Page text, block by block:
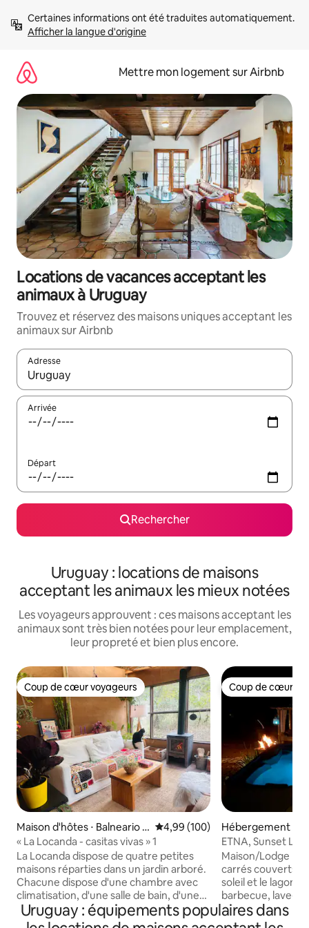
directement
Afficher la langue d'origine
Mettre mon logement sur Airbnb
Locations de vacances acceptant les
animaux à Uruguay
Trouvez et réservez des maisons uniques acceptant les
animaux sur Airbnb
Adresse
Lorsque les résultats s'affichent, utilisez les flèches vers le
Arrivée
Départ
Rechercher
Uruguay : locations de maisons
acceptant les animaux les mieux notées
Les voyageurs approuvent : ces maisons acceptant les
animaux sont très bien notées pour leur emplacement,
leur propreté et bien plus encore.
Coup de cœur voyageurs
Coup de cœur voyageurs
Maison d'hôtes ⋅ Balneario B
uenos Aires
Évaluation moyenne sur la
4,99 (100)
« La Locanda - casitas vivas » 1
La Locanda dispose de quatre petites
maisons réparties dans un jardin arboré.
Chacune dispose d'une chambre avec
climatisation, d'une salle de bain, d'une
cuisine et d'un jardin d'hiver avec poêle à
bois. Située dans un quartier calme,
Coup de cœur
Coup de cœur
Hébergement ⋅
o Maldonado
ETNA, Sunset
Maison/Lodge
carrés couverts,
soleil et le lagon.
barbecue, lave-
micro-ondes,
cafetière,
Uruguay : équipements populaires dans